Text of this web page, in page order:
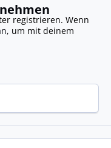
registrieren. Wenn
, um mit deinem